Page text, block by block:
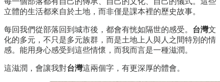
立體的生活都來自於土地，而非僅是課本裡的歷史故事。
每回我們從部落回到城市後，都會有恍如隔世的感受。 台灣文
化的多元，不只是多元族群，而是土地上人與人之間特別的情
感。能用身心感受到這些情懷，而我而言是一種滋潤。
這滋潤，會讓我對台灣這兩個字，有更深厚的體會。